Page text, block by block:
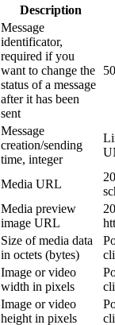
Description
Message
identificator,
required if you
want to change the
status of a message
after it has been
sent
Message
creation/sending
time, integer
Media URL
Media preview
image URL
Size of media data
in octets (bytes)
Image or video
width in pixels
Image or video
height in pixels